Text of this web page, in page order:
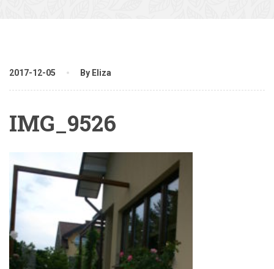
2017-12-05 By Eliza
IMG_9526